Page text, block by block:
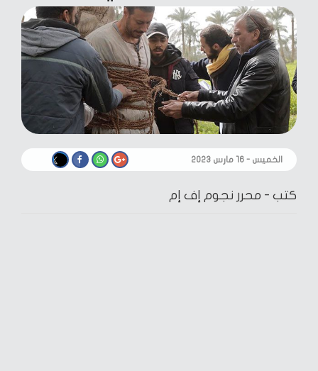
الخميس - ١٦ مارس ٢٠٢٣
كتب - محرر نجوم إف إم